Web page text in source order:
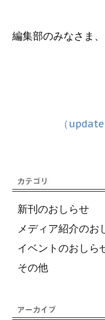
編集部のみなさま
（
新刊のおしらせ
メディア紹介のお
イベントのおしら
その他